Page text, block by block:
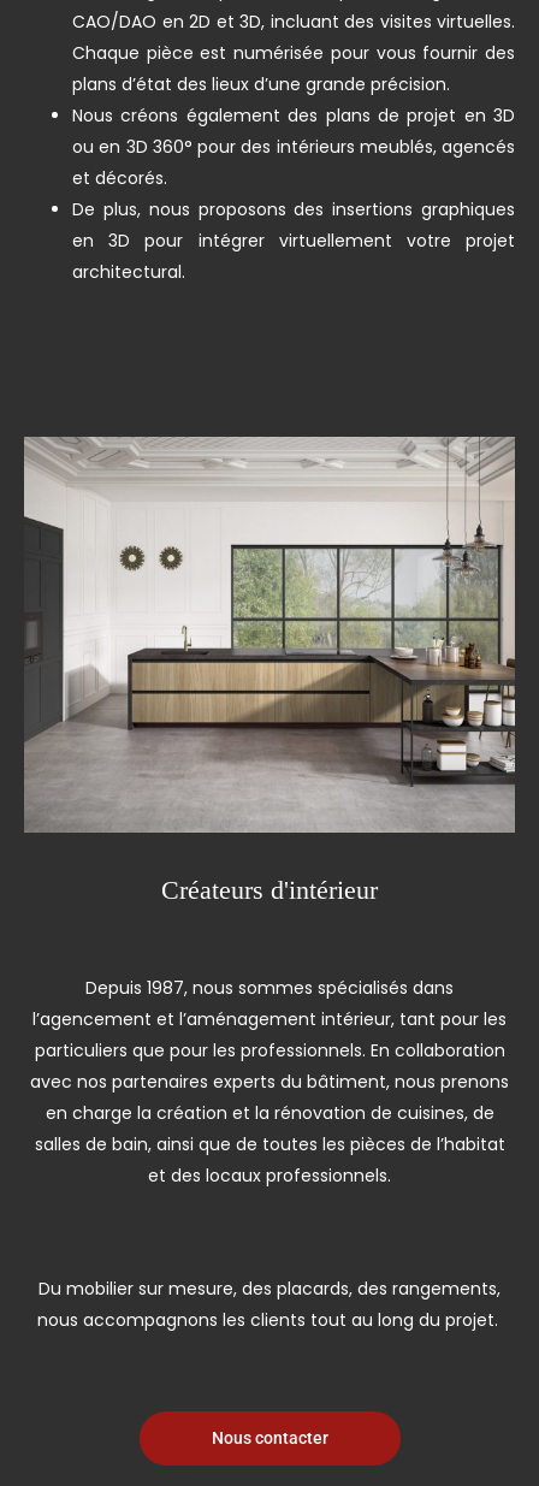
CAO/DAO en 2D et 3D, incluant des visites virtuelles.
Chaque pièce est numérisée pour vous fournir des
plans d’état des lieux d’une grande précision.
Nous créons également des plans de projet en 3D
ou en 3D 360° pour des intérieurs meublés, agencés
et décorés.
De plus, nous proposons des insertions graphiques
en 3D pour intégrer virtuellement votre projet
architectural.
Créateurs d'intérieur
Depuis 1987, nous sommes spécialisés dans
l’agencement et l’aménagement intérieur, tant pour les
particuliers que pour les professionnels. En collaboration
avec nos partenaires experts du bâtiment, nous prenons
en charge la création et la rénovation de cuisines, de
salles de bain, ainsi que de toutes les pièces de l’habitat
et des locaux professionnels.
Du mobilier sur mesure, des placards, des rangements,
nous accompagnons les clients tout au long du projet.
Nous contacter